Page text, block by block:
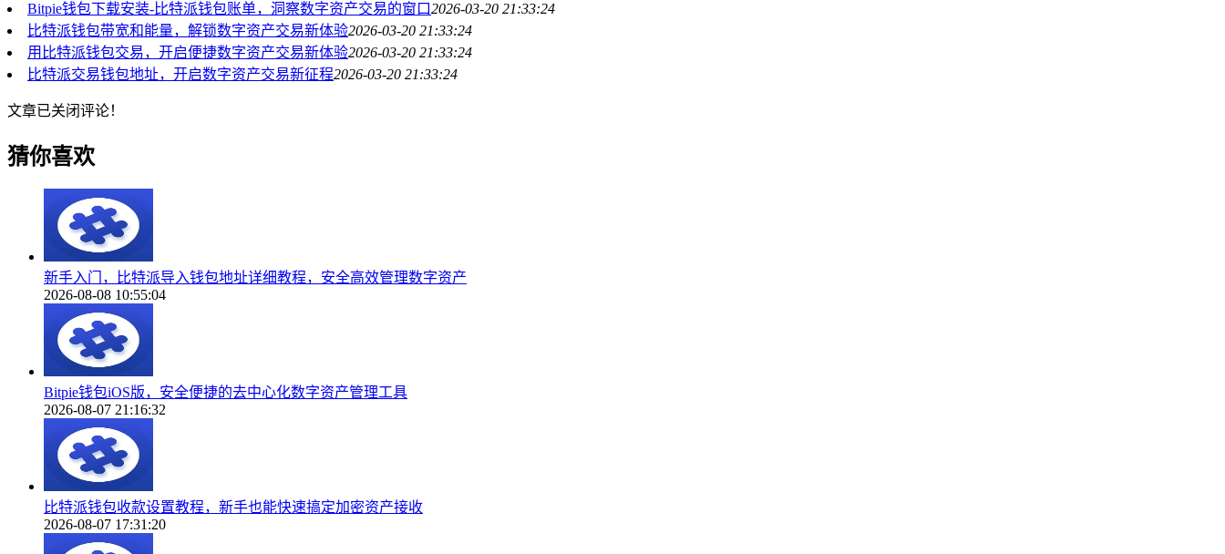
Bitpie钱包下载安装-比特派钱包账单，洞察数字资产交易的窗口2026-03-20 21:33:24
比特派钱包带宽和能量，解锁数字资产交易新体验2026-03-20 21:33:24
用比特派钱包交易，开启便捷数字资产交易新体验2026-03-20 21:33:24
比特派交易钱包地址，开启数字资产交易新征程2026-03-20 21:33:24
文章已关闭评论！
猜你喜欢
新手入门，比特派导入钱包地址详细教程，安全高效管理数字资产
2026-08-08 10:55:04
Bitpie钱包iOS版，安全便捷的去中心化数字资产管理工具
2026-08-07 21:16:32
比特派钱包收款设置教程，新手也能快速搞定加密资产接收
2026-08-07 17:31:20